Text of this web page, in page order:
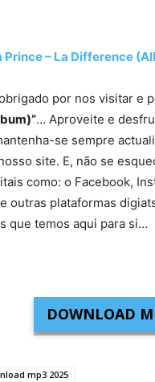
Prince – La Difference
por nos visitar e
… Aproveite e
se sempre
site. E, não se
como: o Facebook,
outras plataformas
que temos aqui para si…
DOWNLOAD
mp3 2025